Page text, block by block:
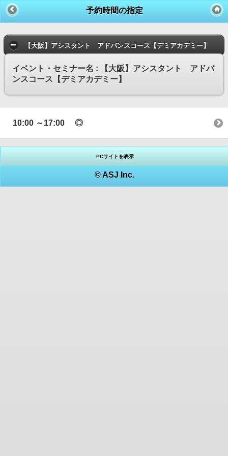
予約時間の指定
【大阪】アシスタント アドバンスコース【デミアカデミー】
イベント・セミナー名 : 【大阪】アシスタント アドバ
ンスコース【デミアカデミー】
10:00 ～17:00 ◎
PCサイトを表示
© ASJ Inc.